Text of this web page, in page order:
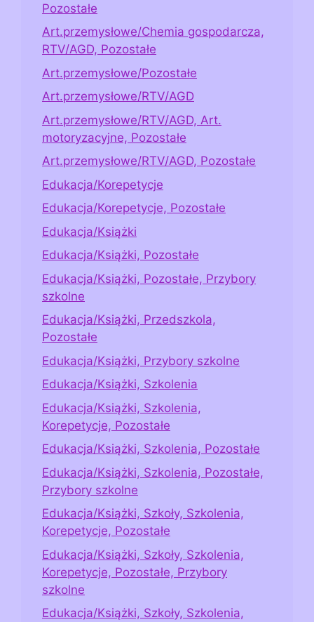
Pozostałe
Art.przemysłowe/Chemia gospodarcza,
RTV/AGD, Pozostałe
Art.przemysłowe/Pozostałe
Art.przemysłowe/RTV/AGD
Art.przemysłowe/RTV/AGD, Art.
motoryzacyjne, Pozostałe
Art.przemysłowe/RTV/AGD, Pozostałe
Edukacja/Korepetycje
Edukacja/Korepetycje, Pozostałe
Edukacja/Książki
Edukacja/Książki, Pozostałe
Edukacja/Książki, Pozostałe, Przybory
szkolne
Edukacja/Książki, Przedszkola,
Pozostałe
Edukacja/Książki, Przybory szkolne
Edukacja/Książki, Szkolenia
Edukacja/Książki, Szkolenia,
Korepetycje, Pozostałe
Edukacja/Książki, Szkolenia, Pozostałe
Edukacja/Książki, Szkolenia, Pozostałe,
Przybory szkolne
Edukacja/Książki, Szkoły, Szkolenia,
Korepetycje, Pozostałe
Edukacja/Książki, Szkoły, Szkolenia,
Korepetycje, Pozostałe, Przybory
szkolne
Edukacja/Książki, Szkoły, Szkolenia,